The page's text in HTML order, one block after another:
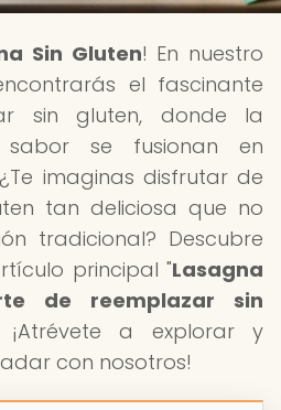
Sin Gluten! En nuestro
el fascinante
sin gluten, donde la
se fusionan en
imaginas disfrutar de
tan deliciosa que no
tradicional? Descubre
principal "Lasagna
de reemplazar sin
¡Atrévete a explorar y
con nosotros!